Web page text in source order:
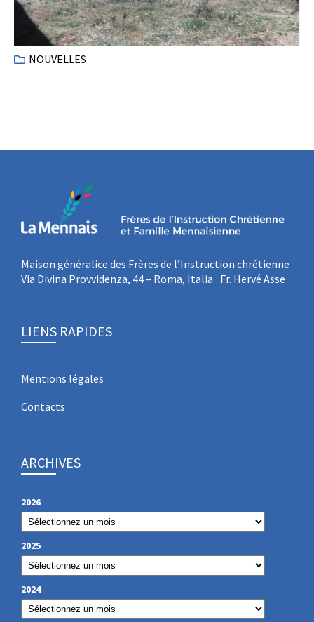
NOUVELLES
Maison généralice des Frères de l’Instruction chrétienne
Via Divina Provvidenza, 44 – Roma, Italia Fr. Hervé Asse
LIENS RAPIDES
Mentions légales
Contacts
ARCHIVES
2026
2025
2024